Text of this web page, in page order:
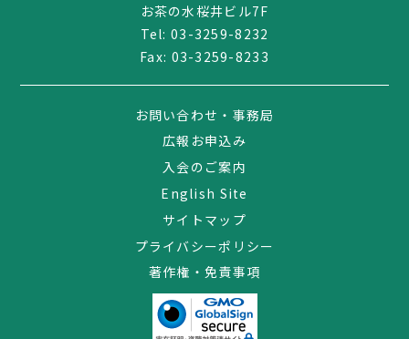
03-3259-8232
お茶の水桜井ビル7F
Tel:03-3259-8232
Fax: 03-3259-8233
お問い合わせ・事務局
広報お申込み
入会のご案内
English Site
サイトマップ
プライバシーポリシー
著作権・免責事項